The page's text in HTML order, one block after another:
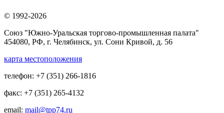
© 1992-2026
Союз "Южно-Уральская торгово-промышленная палата"
454080, РФ, г. Челябинск, ул. Сони Кривой, д. 56
карта местоположения
телефон: +7 (351) 266-1816
факс: +7 (351) 265-4132
email: mail@tpp74.ru